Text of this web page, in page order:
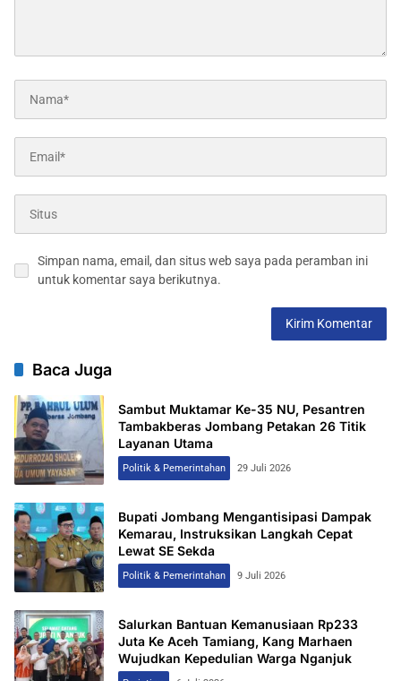
Simpan nama, email, dan situs web saya pada peramban ini
untuk komentar saya berikutnya.
Baca Juga
Sambut Muktamar Ke-35 NU, Pesantren
Tambakberas Jombang Petakan 26 Titik
Layanan Utama
Politik & Pemerintahan 29 Juli 2026
Bupati Jombang Mengantisipasi Dampak
Kemarau, Instruksikan Langkah Cepat
Lewat SE Sekda
Politik & Pemerintahan 9 Juli 2026
Salurkan Bantuan Kemanusiaan Rp233
Juta Ke Aceh Tamiang, Kang Marhaen
Wujudkan Kepedulian Warga Nganjuk